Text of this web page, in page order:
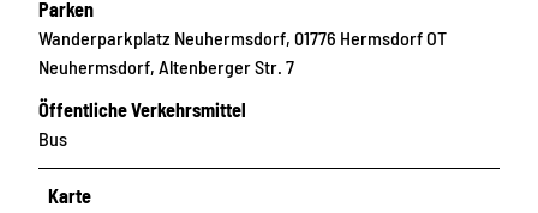
Parken
Wanderparkplatz Neuhermsdorf, 01776 Hermsdorf OT
Neuhermsdorf, Altenberger Str. 7
Öffentliche Verkehrsmittel
Bus
Karte